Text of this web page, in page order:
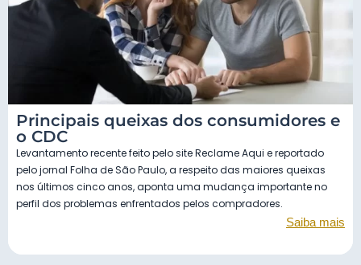
Principais queixas dos consumidores e
o CDC
Levantamento recente feito pelo site Reclame Aqui e reportado
pelo jornal Folha de São Paulo, a respeito das maiores queixas
nos últimos cinco anos, aponta uma mudança importante no
perfil dos problemas enfrentados pelos compradores.
Saiba mais